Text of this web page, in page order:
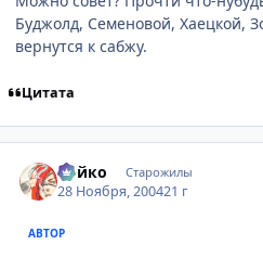
Буджолд, Семеновой, Хаецкой,
вернутся к сабжу.
Цитата
Ройко Старожилы
28 Ноября, 200421 г
АВТОР